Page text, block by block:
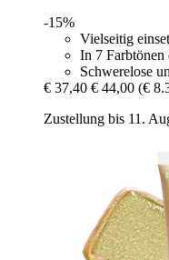
-15%
Vielseitig
In 7 Farbtönen
Schwerelose
€ 37,40 € 44,00 (€
Zustellung bis 11.